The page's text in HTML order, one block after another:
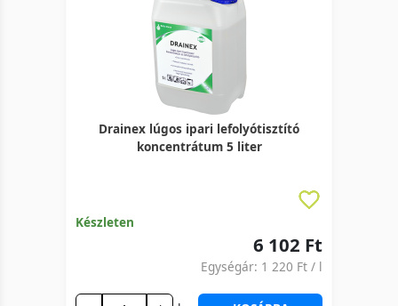
Drainex lúgos ipari lefolyótisztító
koncentrátum 5 liter
Készleten
6 102 Ft
Egységár: 1 220 Ft / l